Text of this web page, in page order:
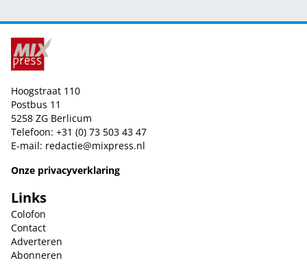
Hoogstraat 110
Postbus 11
5258 ZG Berlicum
Telefoon: +31 (0) 73 503 43 47
E-mail: redactie@mixpress.nl
Onze privacyverklaring
Links
Colofon
Contact
Adverteren
Abonneren